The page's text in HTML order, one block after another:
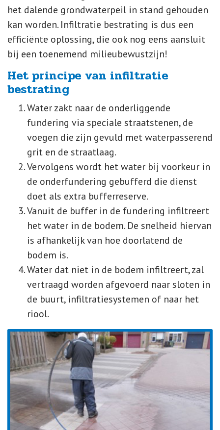
het dalende grondwaterpeil in stand gehouden
kan worden. Infiltratie bestrating is dus een
efficiënte oplossing, die ook nog eens aansluit
bij een toenemend milieubewustzijn!
Het principe van infiltratie
bestrating
Water zakt naar de onderliggende
fundering via speciale straatstenen, de
voegen die zijn gevuld met waterpasserend
grit en de straatlaag.
Vervolgens wordt het water bij voorkeur in
de onderfundering gebufferd die dienst
doet als extra bufferreserve.
Vanuit de buffer in de fundering infiltreert
het water in de bodem. De snelheid hiervan
is afhankelijk van hoe doorlatend de
bodem is.
Water dat niet in de bodem infiltreert, zal
vertraagd worden afgevoerd naar sloten in
de buurt, infiltratiesystemen of naar het
riool.